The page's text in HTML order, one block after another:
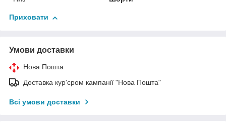
Приховати
Умови доставки
Нова Пошта
Доставка кур'єром кампанії "Нова Пошта"
Всі умови доставки